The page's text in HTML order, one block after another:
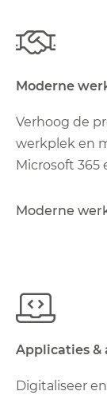
Moderne
Verhoog de
werkplek en
Microsoft 365
Moderne
Applicaties
Digitaliseer